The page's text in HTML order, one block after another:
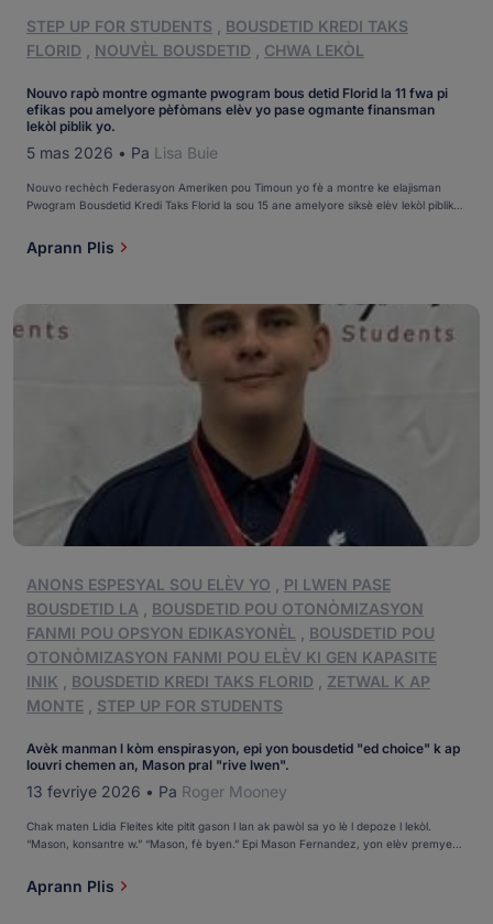
STEP UP FOR STUDENTS
BOUSDETID KREDI TAKS
FLORID
NOUVÈL BOUSDETID CHWA LEKÒL
Nouvo rapò montre ogmante pwogram bous detid Florid la 11 fwa pi
efikas pou amelyore pèfòmans elèv yo pase ogmante finansman
lekòl piblik yo.
5 mas 2026 • Pa Lisa Buie
Nouvo rechèch Federasyon Ameriken pou Timoun yo fè a montre ke elajisman
Pwogram Bousdetid Kredi Taks Florid la sou 15 ane amelyore siksè elèv lekòl piblik
Florid, konpare de etid enpòtan revize pa lòt chèchè sou chak apwòch ki te itilize
done Florid: yon etid 2023 sou Pwogram Bousdetid Kredi Taks Florid la sou 15 ane
Aprann Plis
ANONS ESPESYAL SOU ELÈV YO
PI LWEN PASE
BOUSDETID LA
BOUSDETID POU OTONÒMIZASYON
FANMI POU OPSYON EDIKASYONÈL
BOUSDETID POU
OTONÒMIZASYON FANMI POU ELÈV KI GEN KAPASITE
INIK
BOUSDETID KREDI TAKS FLORID
ZETWAL K AP
MONTE
STEP UP FOR STUDENTS
Avèk manman l kòm enspirasyon, epi yon bousdetid "ed choice" k ap
louvri chemen an, Mason pral "rive lwen".
13 fevriye 2026 • Pa Roger Mooney
Chak maten Lidia Fleites kite pitit gason l lan ak pawòl sa yo lè l depoze l lekòl.
“Mason, konsantre w.” “Mason, fè byen.” Epi Mason Fernandez, yon elèv premye
fè egzakteman sa. Mason, 15 an, se yon zetwal akademik depi premye ane, […]
Aprann Plis